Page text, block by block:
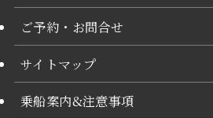
ご予約・お問合せ
サイトマップ
乗船案内&注意事項